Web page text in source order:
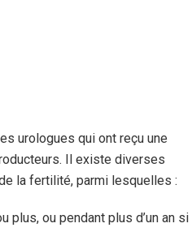
urologues qui ont reçu une
Il existe diverses
la fertilité, parmi lesquelles :
ou pendant plus d’un an si